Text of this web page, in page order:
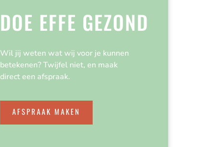
DOE EFFE GEZOND
Wil jij weten wat wij voor je kunnen
betekenen? Twijfel niet, en maak
direct een afspraak.
AFSPRAAK MAKEN